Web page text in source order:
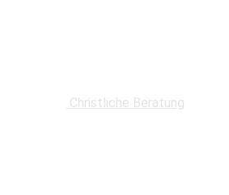
Christliche Beratung